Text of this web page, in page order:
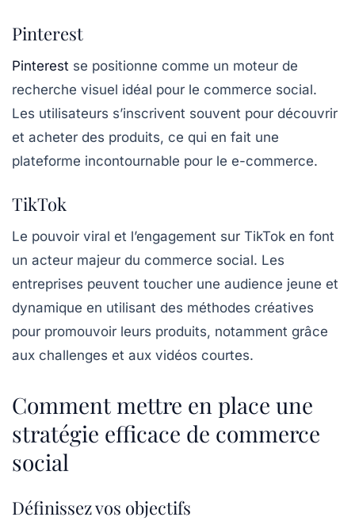
Pinterest
Pinterest se positionne comme un moteur de
recherche visuel idéal pour le commerce social.
Les utilisateurs s’inscrivent souvent pour découvrir
et acheter des produits, ce qui en fait une
plateforme incontournable pour le e-commerce.
TikTok
Le pouvoir viral et l’engagement sur TikTok en font
un acteur majeur du commerce social. Les
entreprises peuvent toucher une audience jeune et
dynamique en utilisant des méthodes créatives
pour promouvoir leurs produits, notamment grâce
aux challenges et aux vidéos courtes.
Comment mettre en place une
stratégie efficace de commerce
social
Définissez vos objectifs